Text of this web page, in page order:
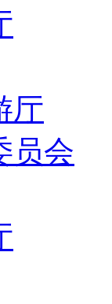
厅
员会